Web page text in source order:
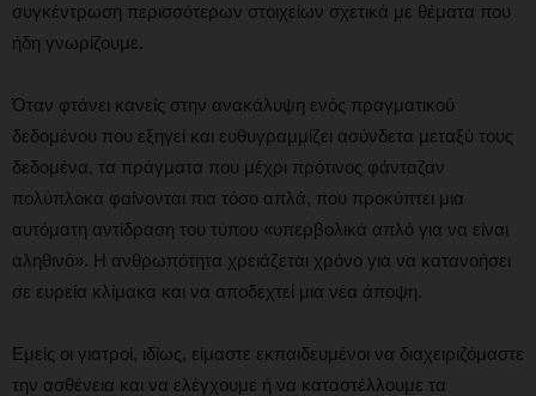
συγκέντρωση περισσότερων στοιχείων σχετικά με θέματα που
ήδη γνωρίζουμε.
Όταν φτάνει κανείς στην ανακάλυψη ενός πραγματικού
δεδομένου που εξηγεί και ευθυγραμμίζει ασύνδετα μεταξύ τους
δεδομένα, τα πράγματα που μέχρι πρότινος φάνταζαν
πολύπλοκα φαίνονται πια τόσο απλά, που προκύπτει μια
αυτόματη αντίδραση του τύπου «υπερβολικά απλό για να είναι
αληθινό». Η ανθρωπότητα χρειάζεται χρόνο για να κατανοήσει
σε ευρεία κλίμακα και να αποδεχτεί μια νέα άποψη.
Εμείς οι γιατροί, ιδίως, είμαστε εκπαιδευμένοι να διαχειριζόμαστε
την ασθένεια και να ελέγχουμε ή να καταστέλλουμε τα